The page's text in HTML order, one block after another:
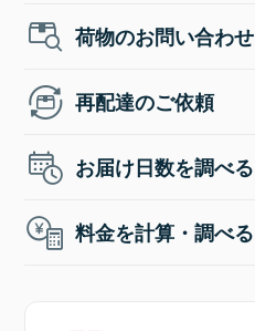
荷物のお問い合わせ
再配達のご依頼
お届け日数を調べる
料金を計算・調べる